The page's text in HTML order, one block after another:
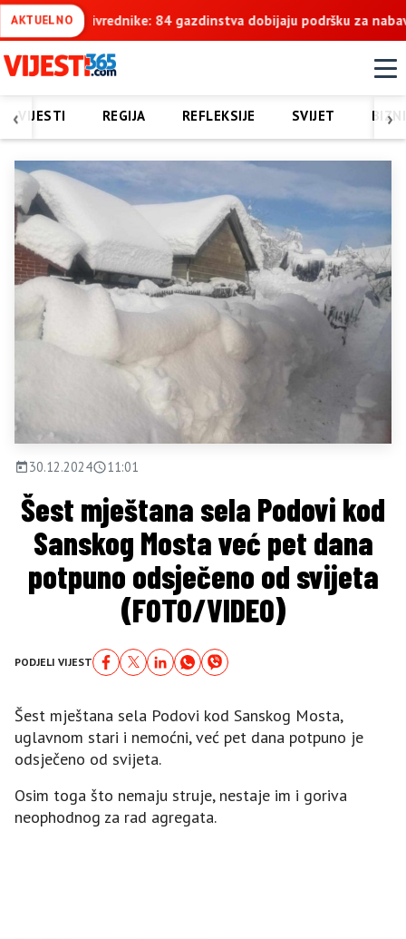
AKTUELNOpodršku za nabavku traktora „Belarus“ Počela
‹ ›
VIJESTI REGIJA REFLEKSIJE SVIJET
30.12.2024 11:01
Šest mještana sela Podovi kod
Sanskog Mosta već pet dana
potpuno odsječeno od svijeta
(FOTO/VIDEO)
PODJELI VIJEST
Šest mještana sela Podovi kod Sanskog Mosta,
uglavnom stari i nemoćni, već pet dana potpuno je
odsječeno od svijeta.
Osim toga što nemaju struje, nestaje im i goriva
neophodnog za rad agregata.